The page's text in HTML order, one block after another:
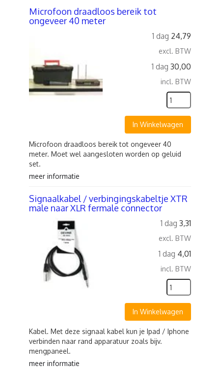
Microfoon draadloos bereik tot
ongeveer 40 meter
1 dag 24,79
excl. BTW
1 dag 30,00
incl. BTW
In Winkelwagen
Microfoon draadloos bereik tot ongeveer 40
meter. Moet wel aangesloten worden op geluid
set.
meer informatie
Signaalkabel / verbingingskabeltje XTR
male naar XLR fermale connector
1 dag 3,31
excl. BTW
1 dag 4,01
incl. BTW
In Winkelwagen
Kabel. Met deze signaal kabel kun je Ipad / Iphone
verbinden naar rand apparatuur zoals bijv.
mengpaneel.
meer informatie